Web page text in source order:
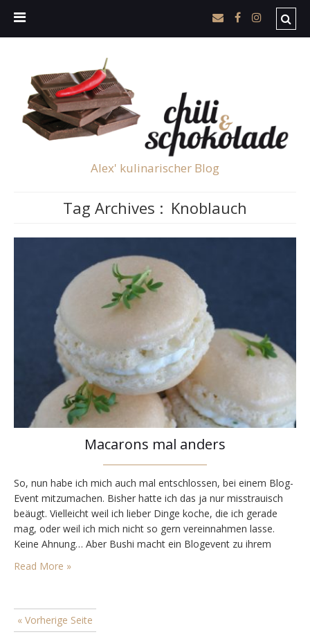
Alex' kulinarischer Blog
Tag Archives : Knoblauch
Macarons mal anders
So, nun habe ich mich auch mal entschlossen, bei einem Blog-
Event mitzumachen. Bisher hatte ich das ja nur misstrauisch
beäugt. Vielleicht weil ich lieber Dinge koche, die ich gerade
mag, oder weil ich mich nicht so gern vereinnahmen lasse.
Keine Ahnung… Aber Bushi macht ein Blogevent zu ihrem
Geburtstag mit dem Thema (grob umschrieben)
„Geburtstagsbuffet“. Bushi kocht immer supertolle Sachen,…
Read More »
« Vorherige Seite